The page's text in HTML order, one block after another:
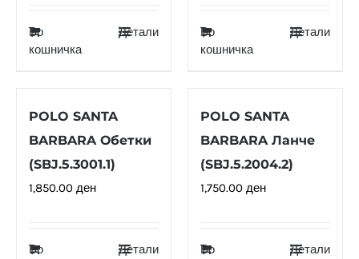
Во
кошничка
Детали
Во
кошничка
Детали
POLO SANTA
BARBARA Обетки
(SBJ.5.3001.1)
1,850.00 ден
Во
Детали
POLO SANTA
BARBARA Ланче
(SBJ.5.2004.2)
1,750.00 ден
Во
Детали